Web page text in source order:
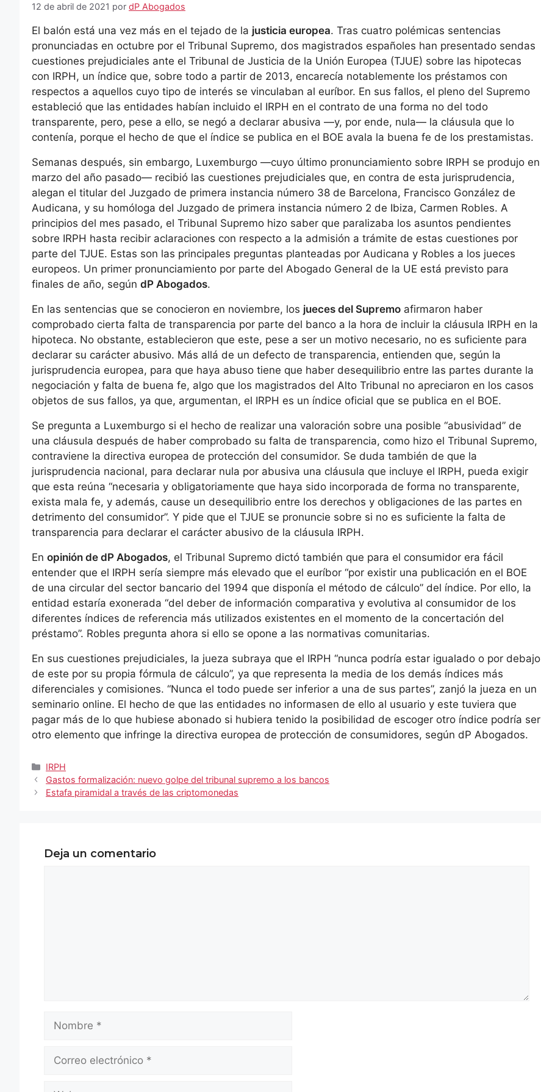
12 de abril de 2021 por dP Abogados
El balón está una vez más en el tejado de la justicia europea. Tras cuatro polémicas sentencias
pronunciadas en octubre por el Tribunal Supremo, dos magistrados españoles han presentado sendas
cuestiones prejudiciales ante el Tribunal de Justicia de la Unión Europea (TJUE) sobre las hipotecas
con IRPH, un índice que, sobre todo a partir de 2013, encarecía notablemente los préstamos con
respectos a aquellos cuyo tipo de interés se vinculaban al euríbor. En sus fallos, el pleno del Supremo
estableció que las entidades habían incluido el IRPH en el contrato de una forma no del todo
transparente, pero, pese a ello, se negó a declarar abusiva —y, por ende, nula— la cláusula que lo
contenía, porque el hecho de que el índice se publica en el BOE avala la buena fe de los prestamistas.
Semanas después, sin embargo, Luxemburgo —cuyo último pronunciamiento sobre IRPH se produjo en
marzo del año pasado— recibió las cuestiones prejudiciales que, en contra de esta jurisprudencia,
alegan el titular del Juzgado de primera instancia número 38 de Barcelona, Francisco González de
Audicana, y su homóloga del Juzgado de primera instancia número 2 de Ibiza, Carmen Robles. A
principios del mes pasado, el Tribunal Supremo hizo saber que paralizaba los asuntos pendientes
sobre IRPH hasta recibir aclaraciones con respecto a la admisión a trámite de estas cuestiones por
parte del TJUE. Estas son las principales preguntas planteadas por Audicana y Robles a los jueces
europeos. Un primer pronunciamiento por parte del Abogado General de la UE está previsto para
finales de año, según dP Abogados.
En las sentencias que se conocieron en noviembre, los jueces del Supremo afirmaron haber
comprobado cierta falta de transparencia por parte del banco a la hora de incluir la cláusula IRPH en la
hipoteca. No obstante, establecieron que este, pese a ser un motivo necesario, no es suficiente para
declarar su carácter abusivo. Más allá de un defecto de transparencia, entienden que, según la
jurisprudencia europea, para que haya abuso tiene que haber desequilibrio entre las partes durante la
negociación y falta de buena fe, algo que los magistrados del Alto Tribunal no apreciaron en los casos
objetos de sus fallos, ya que, argumentan, el IRPH es un índice oficial que se publica en el BOE.
Se pregunta a Luxemburgo si el hecho de realizar una valoración sobre una posible “abusividad” de
una cláusula después de haber comprobado su falta de transparencia, como hizo el Tribunal Supremo,
contraviene la directiva europea de protección del consumidor. Se duda también de que la
jurisprudencia nacional, para declarar nula por abusiva una cláusula que incluye el IRPH, pueda exigir
que esta reúna “necesaria y obligatoriamente que haya sido incorporada de forma no transparente,
exista mala fe, y además, cause un desequilibrio entre los derechos y obligaciones de las partes en
detrimento del consumidor”. Y pide que el TJUE se pronuncie sobre si no es suficiente la falta de
transparencia para declarar el carácter abusivo de la cláusula IRPH.
En opinión de dP Abogados, el Tribunal Supremo dictó también que para el consumidor era fácil
entender que el IRPH sería siempre más elevado que el euríbor “por existir una publicación en el BOE
de una circular del sector bancario del 1994 que disponía el método de cálculo” del índice. Por ello, la
entidad estaría exonerada “del deber de información comparativa y evolutiva al consumidor de los
diferentes índices de referencia más utilizados existentes en el momento de la concertación del
préstamo”. Robles pregunta ahora si ello se opone a las normativas comunitarias.
En sus cuestiones prejudiciales, la jueza subraya que el IRPH “nunca podría estar igualado o por debajo
de este por su propia fórmula de cálculo”, ya que representa la media de los demás índices más
diferenciales y comisiones. “Nunca el todo puede ser inferior a una de sus partes”, zanjó la jueza en un
seminario online. El hecho de que las entidades no informasen de ello al usuario y este tuviera que
pagar más de lo que hubiese abonado si hubiera tenido la posibilidad de escoger otro índice podría ser
otro elemento que infringe la directiva europea de protección de consumidores, según dP Abogados.
Categorías
IRPH
Gastos formalización: nuevo golpe del tribunal supremo a los bancos
Estafa piramidal a través de las criptomonedas
Deja un comentario
electrónico